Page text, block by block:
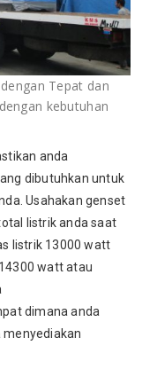
Tepat dan
kebutuhan
anda
dibutuhkan untuk
Usahakan genset
listrik anda saat
listrik 13000 watt
watt atau
dimana anda